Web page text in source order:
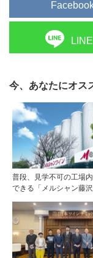
LINE
今、あなたにオス
普段、見学不可の工場
できる「メルシャン藤